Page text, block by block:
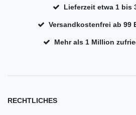
Lieferzeit etwa 1 bis
Versandkostenfrei ab 99
Mehr als 1 Million
RECHTLICHES